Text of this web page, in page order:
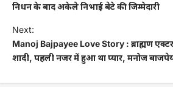
निधन के बाद अकेले निभाई बेटे की जिम्मेदारी
Next:
Manoj Bajpayee Love Story : ब्राह्मण
शादी, पहली नजर में हुआ था प्यार, मनोज